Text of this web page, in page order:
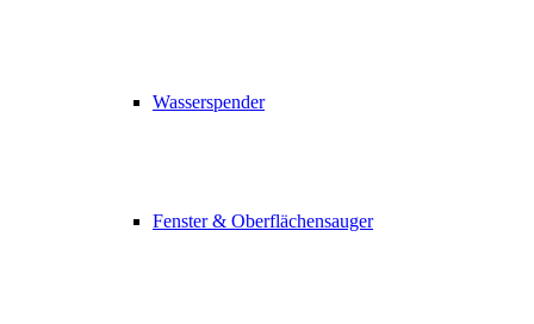
Wasserspender
Fenster & Oberflächensauger